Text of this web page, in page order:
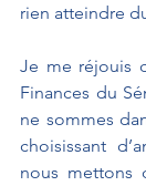
rien atteindre
Je me réjouis
Finances du
ne sommes
choisissant
nous mettons